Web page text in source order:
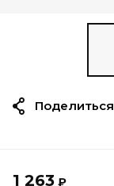
1 263 ₽
Поделиться